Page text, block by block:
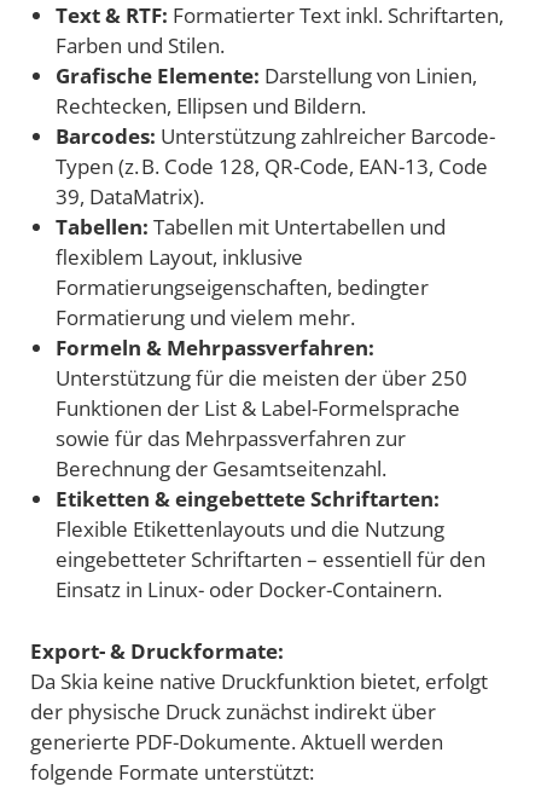
Text & RTF: Formatierter Text inkl. Schriftarten,
Farben und Stilen.
Grafische Elemente: Darstellung von Linien,
Rechtecken, Ellipsen und Bildern.
Barcodes: Unterstützung zahlreicher Barcode-
Typen (z. B. Code 128, QR-Code, EAN-13, Code
39, DataMatrix).
Tabellen: Tabellen mit Untertabellen und
flexiblem Layout, inklusive
Formatierungseigenschaften, bedingter
Formatierung und vielem mehr.
Formeln & Mehrpassverfahren:
Unterstützung für die meisten der über 250
Funktionen der List & Label-Formelsprache
sowie für das Mehrpassverfahren zur
Berechnung der Gesamtseitenzahl.
Etiketten & eingebettete Schriftarten:
Flexible Etikettenlayouts und die Nutzung
eingebetteter Schriftarten – essentiell für den
Einsatz in Linux- oder Docker-Containern.
Export- & Druckformate:
Da Skia keine native Druckfunktion bietet, erfolgt
der physische Druck zunächst indirekt über
generierte PDF-Dokumente. Aktuell werden
folgende Formate unterstützt: